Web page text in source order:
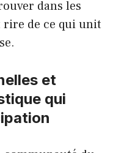
dans les
de ce qui unit
et
qui